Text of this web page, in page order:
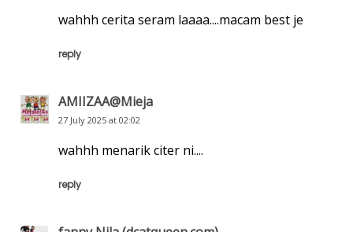
wahhh cerita seram laaaa....macam best je
reply
AMIIZAA@Mieja
27 July 2025 at 02:02
wahhh menarik citer ni....
reply